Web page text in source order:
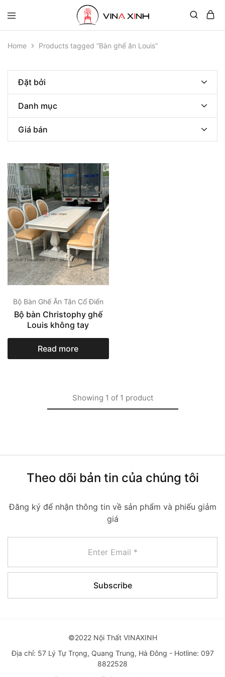
Home Products tagged “Bàn ghế ăn Louis”
Đặt bởi
Danh mục
Giá bán
Bộ Bàn Ghế Ăn Tân Cổ Điển
Bộ bàn Christophy ghế
Louis không tay
Read more
Showing 1 of 1 product
Theo dõi bản tin của chúng tôi
Đăng ký để nhận thông tin về sản phẩm và phiếu giảm
giá
©2022 Nội Thất VINAXINH
Địa chỉ: 57 Lý Tự Trọng, Quang Trung, Hà Đông - Hotline: 097
8822528